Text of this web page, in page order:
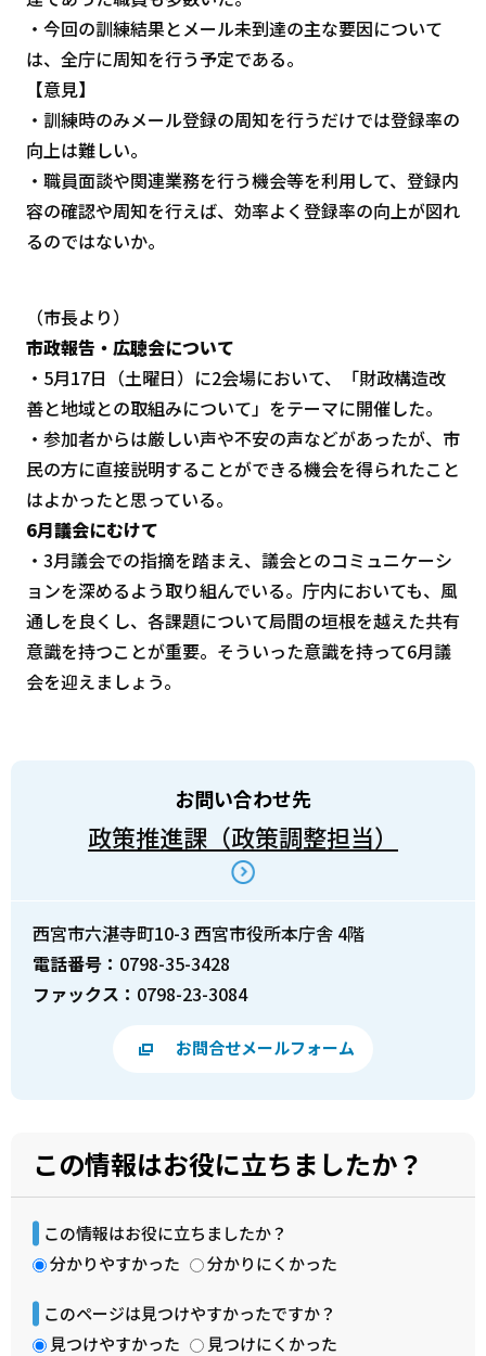
・今回の訓練結果とメール未到達の主な要因について
は、全庁に周知を行う予定である。
【意見】
・訓練時のみメール登録の周知を行うだけでは登録率の
向上は難しい。
・職員面談や関連業務を行う機会等を利用して、登録内
容の確認や周知を行えば、効率よく登録率の向上が図れ
るのではないか。
（市長より）
市政報告・広聴会について
・5月17日（土曜日）に2会場において、「財政構造改
善と地域との取組みについて」をテーマに開催した。
・参加者からは厳しい声や不安の声などがあったが、市
民の方に直接説明することができる機会を得られたこと
はよかったと思っている。
6月議会にむけて
・3月議会での指摘を踏まえ、議会とのコミュニケーシ
ョンを深めるよう取り組んでいる。庁内においても、風
通しを良くし、各課題について局間の垣根を越えた共有
意識を持つことが重要。そういった意識を持って6月議
会を迎えましょう。
お問い合わせ先
政策推進課（政策調整担当）
西宮市六湛寺町10-3 西宮市役所本庁舎 4階
電話番号： 0798-35-3428
ファックス： 0798-23-3084
お問合せメールフォーム
この情報はお役に立ちましたか？
この情報はお役に立ちましたか？
分かりやすかった
分かりにくかった
このページは見つけやすかったですか？
見つけやすかった
見つけにくかった